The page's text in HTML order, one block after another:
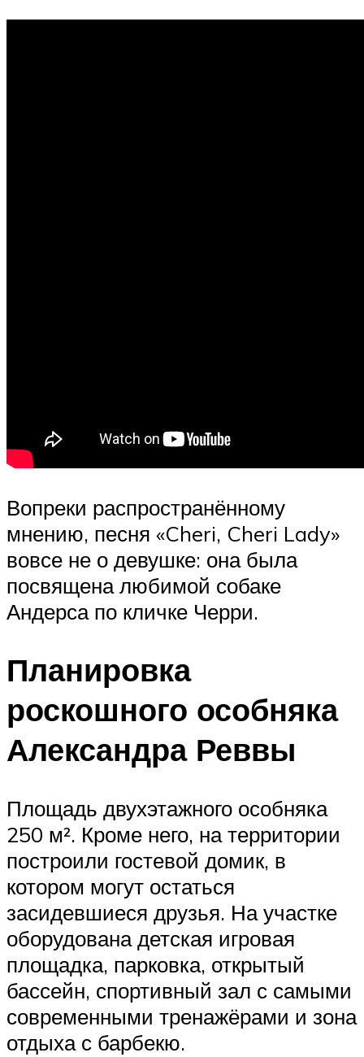
Вопреки распространённому
мнению, песня «Cheri, Cheri Lady»
вовсе не о девушке: она была
посвящена любимой собаке
Андерса по кличке Черри.
Планировка
роскошного особняка
Александра Реввы
Площадь двухэтажного особняка
250 м². Кроме него, на территории
построили гостевой домик, в
котором могут остаться
засидевшиеся друзья. На участке
оборудована детская игровая
площадка, парковка, открытый
бассейн, спортивный зал с самыми
современными тренажёрами и зона
отдыха с барбекю.